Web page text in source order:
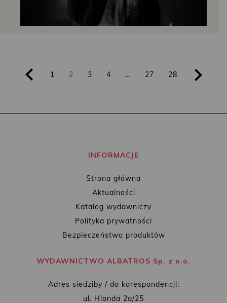
1 2 3 4 … 27 28
INFORMACJE
Strona główna
Aktualności
Katalog wydawniczy
Polityka prywatności
Bezpieczeństwo produktów
WYDAWNICTWO ALBATROS Sp. z o.o.
Adres siedziby / do korespondencji:
ul. Hlonda 2a/25